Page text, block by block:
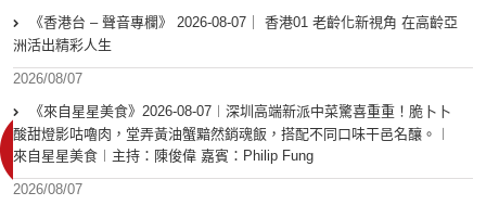
《香港台 – 聲音專欄》 2026-08-07｜ 香港01 老齡化新視角 在高齡亞
洲活出精彩人生
2026/08/07
《來自星星美食》2026-08-07︱深圳高端新派中菜驚喜重重！脆卜卜
酸甜燈影咕嚕肉，堂弄黃油蟹黯然銷魂飯，搭配不同口味干邑名釀。︱
來自星星美食︱主持：陳俊偉 嘉賓：Philip Fung
2026/08/07